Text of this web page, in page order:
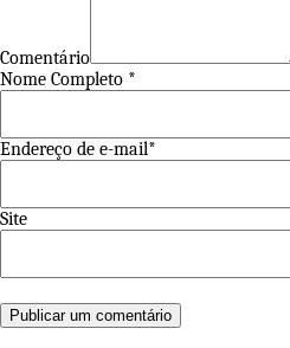
Comentário
Nome Completo *
Endereço de e-mail*
Site